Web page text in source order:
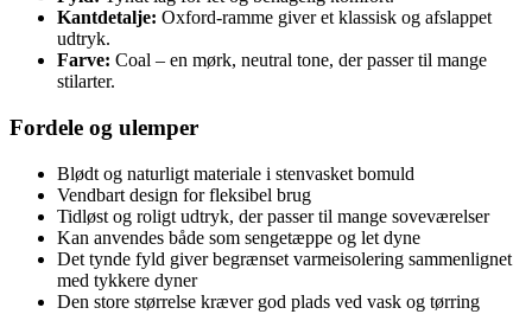
Kantdetalje: Oxford-ramme giver et klassisk og afslappet
udtryk.
Farve: Coal – en mørk, neutral tone, der passer til mange
stilarter.
Fordele og ulemper
Blødt og naturligt materiale i stenvasket bomuld
Vendbart design for fleksibel brug
Tidløst og roligt udtryk, der passer til mange soveværelser
Kan anvendes både som sengetæppe og let dyne
Det tynde fyld giver begrænset varmeisolering sammenlignet
med tykkere dyner
Den store størrelse kræver god plads ved vask og tørring